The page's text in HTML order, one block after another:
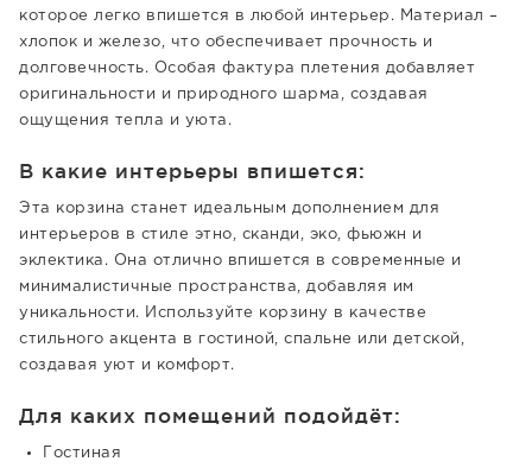
которое легко впишется в любой интерьер. Материал –
хлопок и железо, что обеспечивает прочность и
долговечность. Особая фактура плетения добавляет
оригинальности и природного шарма, создавая
ощущения тепла и уюта.
В какие интерьеры впишется:
Эта корзина станет идеальным дополнением для
интерьеров в стиле этно, сканди, эко, фьюжн и
эклектика. Она отлично впишется в современные и
минималистичные пространства, добавляя им
уникальности. Используйте корзину в качестве
стильного акцента в гостиной, спальне или детской,
создавая уют и комфорт.
Для каких помещений подойдёт:
Гостиная